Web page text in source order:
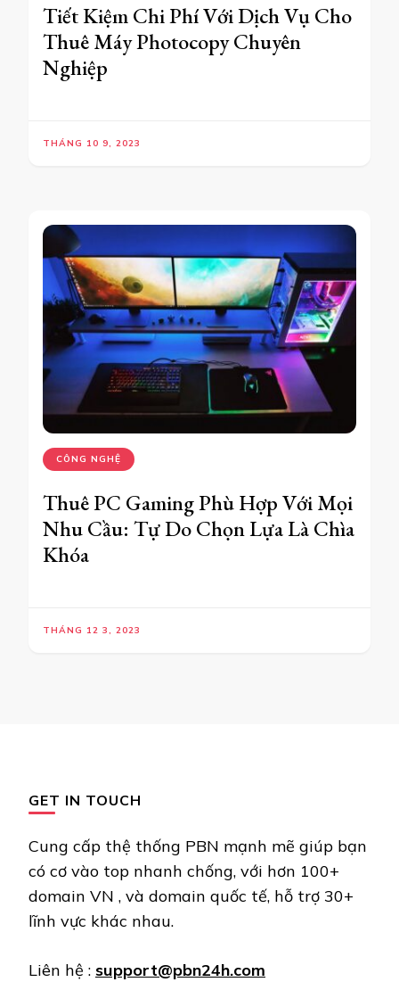
Tiết Kiệm Chi Phí Với Dịch Vụ Cho
Thuê Máy Photocopy Chuyên
Nghiệp
THÁNG 10 9, 2023
CÔNG NGHỆ
Thuê PC Gaming Phù Hợp Với Mọi
Nhu Cầu: Tự Do Chọn Lựa Là Chìa
Khóa
THÁNG 12 3, 2023
GET IN TOUCH
Cung cấp thệ thống PBN mạnh mẽ giúp bạn
có cơ vào top nhanh chống, với hơn 100+
domain VN , và domain quốc tế, hỗ trợ 30+
lĩnh vực khác nhau.
Liên hệ : support@pbn24h.com